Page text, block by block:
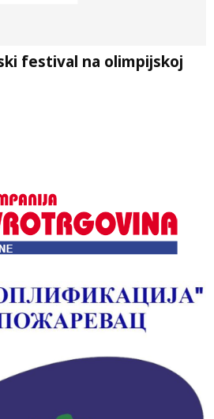
festival na olimpijskoj